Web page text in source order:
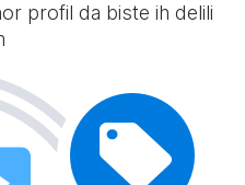
profil da biste ih delili